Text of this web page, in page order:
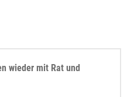
wieder mit Rat und